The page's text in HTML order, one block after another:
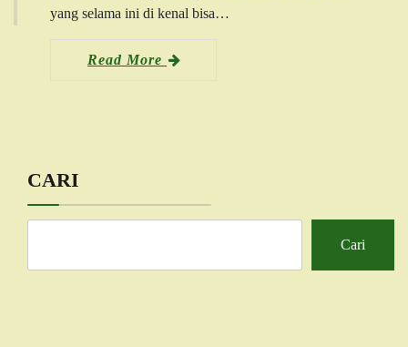
yang selama ini di kenal bisa…
Read More
CARI
Cari